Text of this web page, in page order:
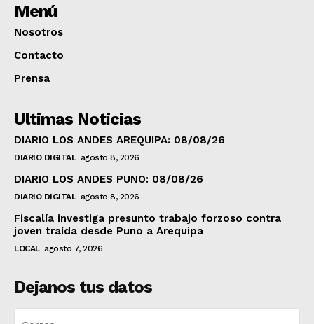
Menú
Nosotros
Contacto
Prensa
Ultimas Noticias
DIARIO LOS ANDES AREQUIPA: 08/08/26
DIARIO DIGITAL agosto 8, 2026
DIARIO LOS ANDES PUNO: 08/08/26
DIARIO DIGITAL agosto 8, 2026
Fiscalía investiga presunto trabajo forzoso contra
joven traída desde Puno a Arequipa
LOCAL agosto 7, 2026
Dejanos tus datos